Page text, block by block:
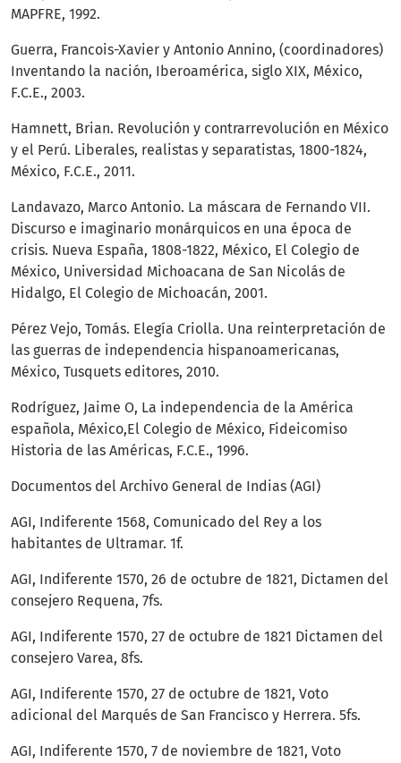
MAPFRE, 1992.
Guerra, Francois-Xavier y Antonio Annino, (coordinadores)
Inventando la nación, Iberoamérica, siglo XIX, México,
F.C.E., 2003.
Hamnett, Brian. Revolución y contrarrevolución en México
y el Perú. Liberales, realistas y separatistas, 1800-1824,
México, F.C.E., 2011.
Landavazo, Marco Antonio. La máscara de Fernando VII.
Discurso e imaginario monárquicos en una época de
crisis. Nueva España, 1808-1822, México, El Colegio de
México, Universidad Michoacana de San Nicolás de
Hidalgo, El Colegio de Michoacán, 2001.
Pérez Vejo, Tomás. Elegía Criolla. Una reinterpretación de
las guerras de independencia hispanoamericanas,
México, Tusquets editores, 2010.
Rodríguez, Jaime O, La independencia de la América
española, México,El Colegio de México, Fideicomiso
Historia de las Américas, F.C.E., 1996.
Documentos del Archivo General de Indias (AGI)
AGI, Indiferente 1568, Comunicado del Rey a los
habitantes de Ultramar. 1f.
AGI, Indiferente 1570, 26 de octubre de 1821, Dictamen del
consejero Requena, 7fs.
AGI, Indiferente 1570, 27 de octubre de 1821 Dictamen del
consejero Varea, 8fs.
AGI, Indiferente 1570, 27 de octubre de 1821, Voto
adicional del Marqués de San Francisco y Herrera. 5fs.
AGI, Indiferente 1570, 7 de noviembre de 1821, Voto